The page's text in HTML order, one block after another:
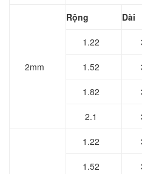
2mm
Rộng Dài
1.22
1.52
1.82
2.1
1.22
1.52